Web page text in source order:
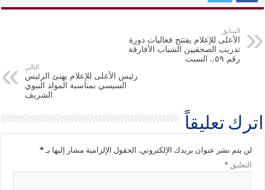
السابق
الأعلى للإعلام يفتتح فعاليات دورة
تدريب الصحفيين الشباب الأفارقة
رقم ٥٩.. السبت
التالي
رئيس الأعلى للإعلام يهنئ الرئيس
السيسي بمناسبة المولد النبوي
الشريف
اترك تعليقاً
لن يتم نشر عنوان بريدك الإلكتروني. الحقول الإلزامية مشار إليها بـ*
التعليق*